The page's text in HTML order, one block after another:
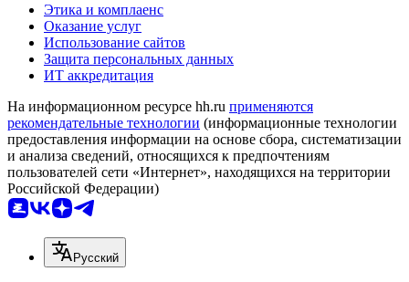
Этика и комплаенс
Оказание услуг
Использование сайтов
Защита персональных данных
ИТ аккредитация
На информационном ресурсе hh.ru применяются
рекомендательные технологии (информационные технологии
предоставления информации на основе сбора, систематизации
и анализа сведений, относящихся к предпочтениям
пользователей сети «Интернет», находящихся на территории
Российской Федерации)
Русский